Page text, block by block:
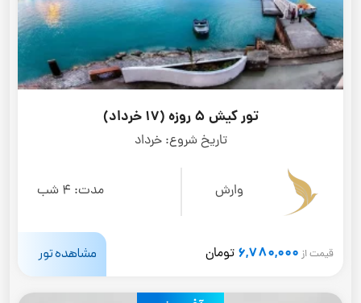
تور کیش 5 روزه (17 خرداد)
تاریخ شروع: خرداد
وارش مدت: 4 شب
قیمت از 6,780,000 تومان مشاهده تور